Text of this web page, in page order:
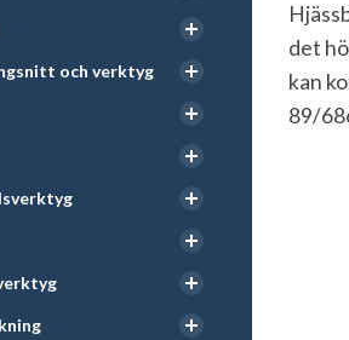
och verktyg
det
kan
89/